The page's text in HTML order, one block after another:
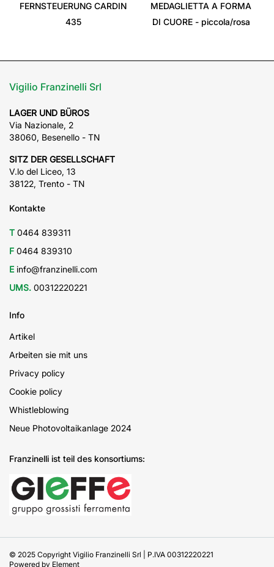
FERNSTEUERUNG CARDIN
435
MEDAGLIETTA A FORMA
DI CUORE - piccola/rosa
Vigilio Franzinelli Srl
LAGER UND BÜROS
Via Nazionale, 2
38060, Besenello - TN
SITZ DER GESELLSCHAFT
V.lo del Liceo, 13
38122, Trento - TN
Kontakte
T 0464 839311
F 0464 839310
E info@franzinelli.com
UMS. 00312220221
Info
Artikel
Arbeiten sie mit uns
Privacy policy
Cookie policy
Whistleblowing
Neue Photovoltaikanlage 2024
Franzinelli ist teil des konsortiums:
© 2025 Copyright Vigilio Franzinelli Srl | P.IVA 00312220221
Powered by Element